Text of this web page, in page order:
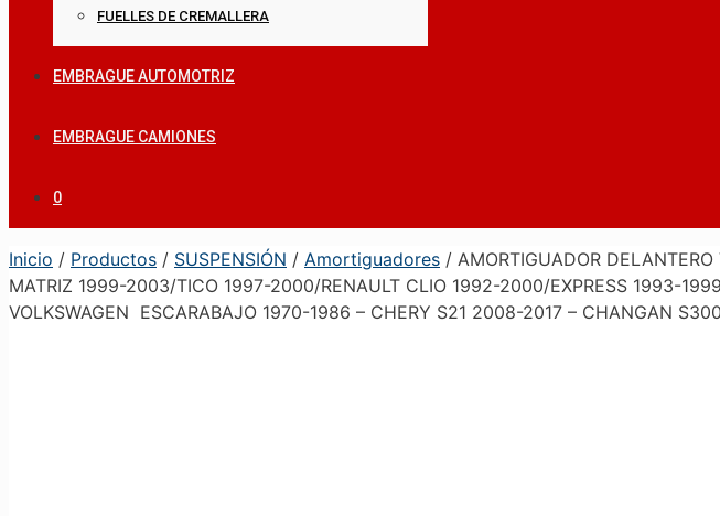
FUELLES DE CREMALLERA
EMBRAGUE AUTOMOTRIZ
EMBRAGUE CAMIONES
0
Inicio / Productos / SUSPENSIÓN / Amortiguadores / AMORTIGUADOR
MATRIZ 1999-2003/TICO 1997-2000/RENAULT CLIO 1992-2000/EXPRESS 1993-
VOLKSWAGEN ESCARABAJO 1970-1986 – CHERY S21 2008-2017 – CHANGAN